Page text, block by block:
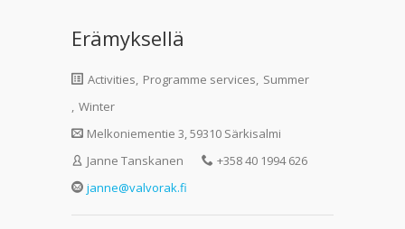
Erämyksellä
Activities, Programme services, Summer
, Winter
Melkoniementie 3, 59310 Särkisalmi
Janne Tanskanen
+358 40 1994 626
janne@valvorak.fi